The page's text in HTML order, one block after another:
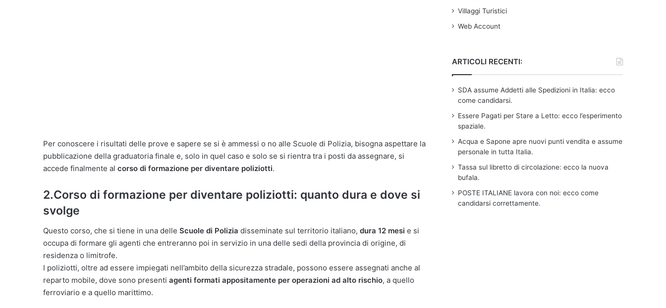
Per conoscere i risultati delle prove e sapere se si è ammessi o no alle Scuole di Polizia, bisogna aspettare la
pubblicazione della graduatoria finale e, solo in quel caso e solo se si rientra tra i posti da assegnare, si
accede finalmente al corso di formazione per diventare poliziotti.
2.Corso di formazione per diventare poliziotti: quanto dura e dove si
svolge
Questo corso, che si tiene in una delle Scuole di Polizia disseminate sul territorio italiano, dura 12 mesi e si
occupa di formare gli agenti che entreranno poi in servizio in una delle sedi della provincia di origine, di
residenza o limitrofe.
I poliziotti, oltre ad essere impiegati nell’ambito della sicurezza stradale, possono essere assegnati anche al
reparto mobile, dove sono presenti agenti formati appositamente per operazioni ad alto rischio, a quello
ferroviario e a quello marittimo.
Villaggi Turistici
Web Account
ARTICOLI RECENTI:
SDA assume Addetti alle Spedizioni in Italia: ecco
come candidarsi.
Essere Pagati per Stare a Letto: ecco l’esperimento
spaziale.
Acqua e Sapone apre nuovi punti vendita e assume
personale in tutta Italia.
Tassa sul libretto di circolazione: ecco la nuova
bufala.
POSTE ITALIANE lavora con noi: ecco come
candidarsi correttamente.